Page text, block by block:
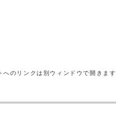
へのリンクは別ウィンドウで開きます